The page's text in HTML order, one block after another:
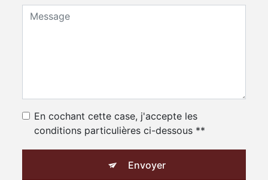
En cochant cette case, j'accepte les
conditions particulières ci-dessous **
Envoyer